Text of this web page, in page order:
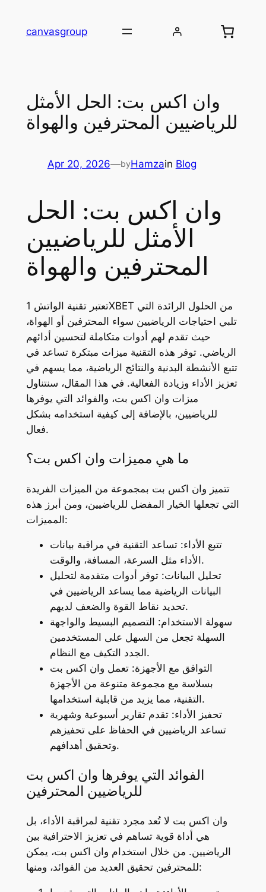
canvasgroup
وان اكس بت: الحل الأمثل
للرياضيين المحترفين والهواة
Apr 20, 2026—byHamzain Blog
وان اكس بت: الحل
الأمثل للرياضيين
المحترفين والهواة
تعتبر تقنية الواتش 1XBET من الحلول الرائدة التي
تلبي احتياجات الرياضيين سواء المحترفين أو الهواة،
حيث تقدم لهم أدوات متكاملة لتحسين أدائهم
الرياضي. توفر هذه التقنية ميزات مبتكرة تساعد في
تتبع الأنشطة البدنية والنتائج الرياضية، مما يسهم في
تعزيز الأداء وزيادة الفعالية. في هذا المقال، سنتناول
ميزات وان اكس بت، والفوائد التي يوفرها
للرياضيين، بالإضافة إلى كيفية استخدامه بشكل
فعال.
ما هي مميزات وان اكس بت؟
تتميز وان اكس بت بمجموعة من الميزات الفريدة
التي تجعلها الخيار المفضل للرياضيين، ومن أبرز هذه
المميزات:
تتبع الأداء: تساعد التقنية في مراقبة بيانات
الأداء مثل السرعة، المسافة، والوقت.
تحليل البيانات: توفر أدوات متقدمة لتحليل
البيانات الرياضية مما يساعد الرياضيين في
تحديد نقاط القوة والضعف لديهم.
سهولة الاستخدام: التصميم البسيط والواجهة
السهلة تجعل من السهل على المستخدمين
الجدد التكيف مع النظام.
التوافق مع الأجهزة: تعمل وان اكس بت
بسلاسة مع مجموعة متنوعة من الأجهزة
التقنية، مما يزيد من قابلية استخدامها.
تحفيز الأداء: تقدم تقارير أسبوعية وشهرية
تساعد الرياضيين في الحفاظ على تحفيزهم
وتحقيق أهدافهم.
الفوائد التي يوفرها وان اكس بت
للرياضيين المحترفين
وان اكس بت لا تُعد مجرد تقنية لمراقبة الأداء، بل
هي أداة قوية تساهم في تعزيز الاحترافية بين
الرياضيين. من خلال استخدام وان اكس بت، يمكن
للمحترفين تحقيق العديد من الفوائد، ومنها: